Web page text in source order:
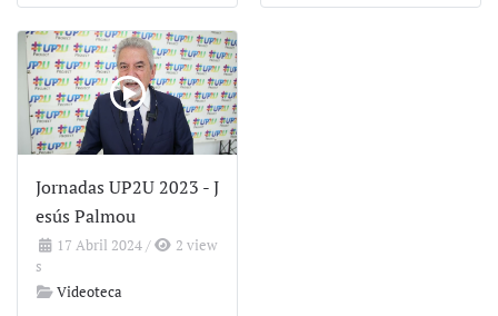
Jornadas UP2U 2023 - J
esús Palmou
17 Abril 2024/
2 view
s
Videoteca